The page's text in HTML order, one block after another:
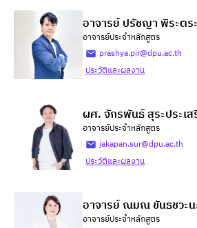
อาจารย์ ปรัชญา พิระตร
อาจารย์ประจำหลักสูตร
prashya.pir@dpu.ac.th
ประวัติและผลงาน
ผศ. จักรพันธ์ สุระประเ
อาจารย์ประจำหลักสูตร
jakapan.sur@dpu.ac.th
ประวัติและผลงาน
อาจารย์ ณมณ ขันธชวะน
อาจารย์ประจำหลักสูตร